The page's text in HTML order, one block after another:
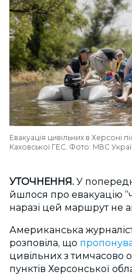
Евакуація цивільних в Херсоні
Каховської ГЕС. Фото: МВС
УТОЧНЕННЯ. У
йшлося про евакуацію
наразі цей маршрут не
Американська
розповіла, що
цивільних з тимчасово
пунктів Херсонської